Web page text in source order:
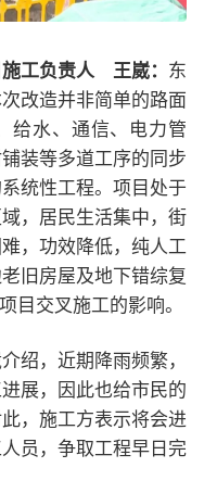
工负责人 王崴： 东
改造并非简单的路面
给水、通信、电力管
装等多道工序的同步
统性工程。 项目处于
，居民生活集中，街
，功效降低，纯人工
旧房屋及地下错综复
目交叉施工的影响。
，近期降雨频繁，
展，因此也给市民的
，施工方表示将会进
员，争取工程早日完